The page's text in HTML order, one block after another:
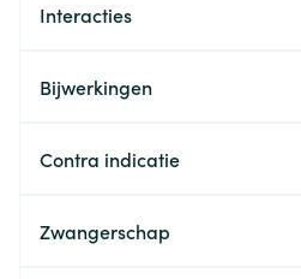
Interacties
Bijwerkingen
Contra indicatie
Zwangerschap